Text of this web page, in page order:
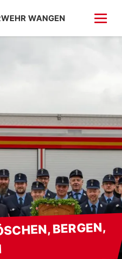
WANGEN
(Kempfenhausen)
BERGEN,